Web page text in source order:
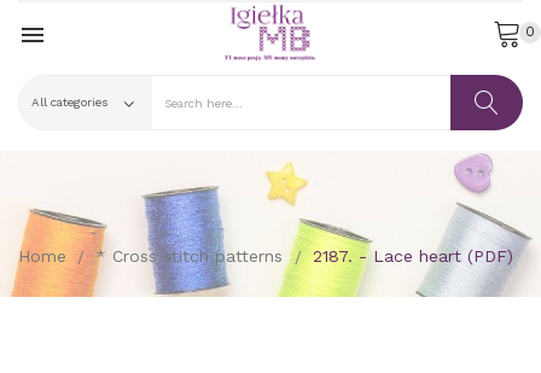
 0
Home * Cross stitch patterns 2187. - Lace heart (PDF)